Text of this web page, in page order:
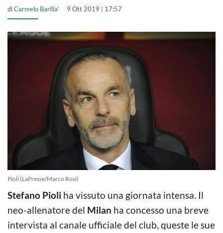
diCarmelo Barilla' 9 Ott 2019 | 17:57
Pioli (LaPresse/Marco Rosi)
Stefano Pioli ha vissuto una giornata intensa. Il
neo-allenatore del Milan ha concesso una breve
intervista al canale ufficiale del club, queste le sue